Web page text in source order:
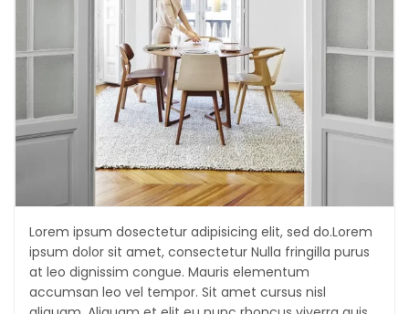
Lorem ipsum dosectetur adipisicing elit, sed do.Lorem
ipsum dolor sit amet, consectetur Nulla fringilla purus
at leo dignissim congue. Mauris elementum
accumsan leo vel tempor. Sit amet cursus nisl